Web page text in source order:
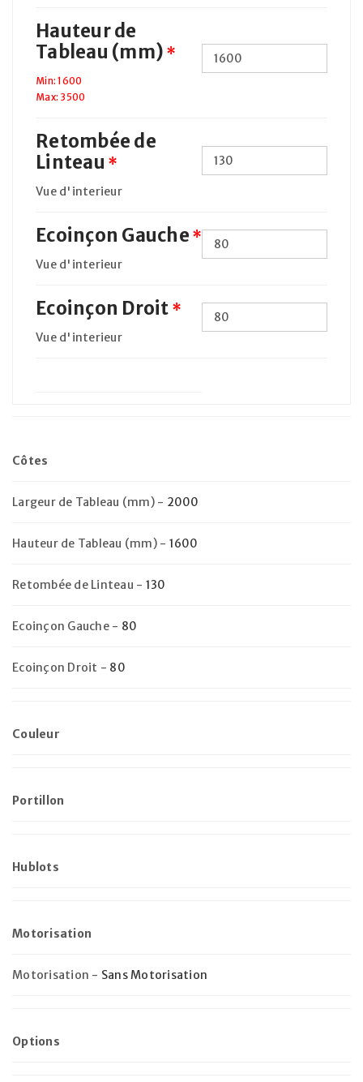
Hauteur de
Tableau (mm) *
Min: 1600
Max: 3500
Retombée de
Linteau *
Vue d'interieur
Ecoinçon Gauche *
Vue d'interieur
Ecoinçon Droit *
Vue d'interieur
Côtes
Largeur de Tableau (mm)- 2000
Hauteur de Tableau (mm)- 1600
Retombée de Linteau - 130
Ecoinçon Gauche- 80
Ecoinçon Droit - 80
Couleur
Portillon
Hublots
Motorisation
Motorisation - Sans Motorisation
Options